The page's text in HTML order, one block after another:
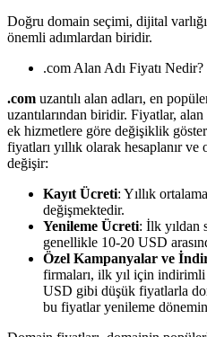
Doğru domain seçimi, dijital
önemli adımlardan biridir.
.com Alan Adı Fiyatı Nedir?
.com uzantılı alan adları, en
uzantılarından biridir. Fiyatlar,
ek hizmetlere göre değişiklik
fiyatları yıllık olarak hesaplanır ve
değişir:
Kayıt Ücreti: Yıllık
değişmektedir.
Yenileme Ücreti: İlk yıldan
genellikle 10-20 USD
Özel Kampanyalar ve
firmaları, ilk yıl için
USD gibi düşük fiyatlarla
bu fiyatlar yenileme